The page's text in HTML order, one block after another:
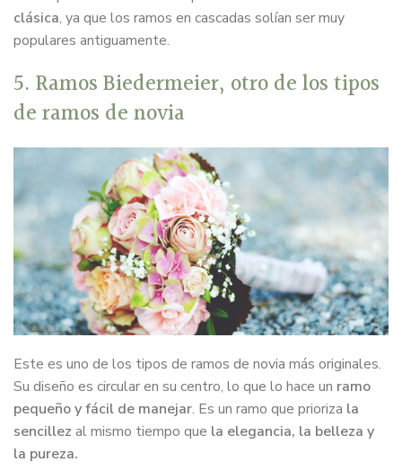
clásica, ya que los ramos en cascadas solían ser muy
populares antiguamente.
5. Ramos Biedermeier, otro de los tipos
de ramos de novia
Este es uno de los tipos de ramos de novia más originales.
Su diseño es circular en su centro, lo que lo hace un ramo
pequeño y fácil de manejar. Es un ramo que prioriza la
sencillez al mismo tiempo que la elegancia, la belleza y
la pureza.